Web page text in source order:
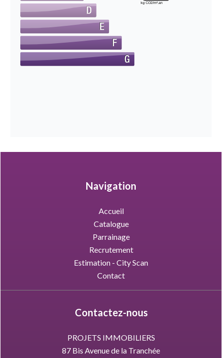
kg CO2/m².an
Navigation
Accueil
Catalogue
Parrainage
Recrutement
Estimation - City Scan
Contact
Contactez-nous
PROJETS IMMOBILIERS
87 Bis Avenue de la Tranchée